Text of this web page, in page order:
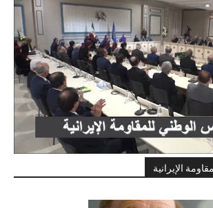
الإيرانية